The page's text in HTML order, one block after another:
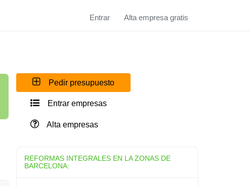
Entrar Alta empresa gratis
Pedir presupuesto
Entrar empresas
Alta empresas
REFORMAS INTEGRALES EN LA ZONAS DE
BARCELONA: